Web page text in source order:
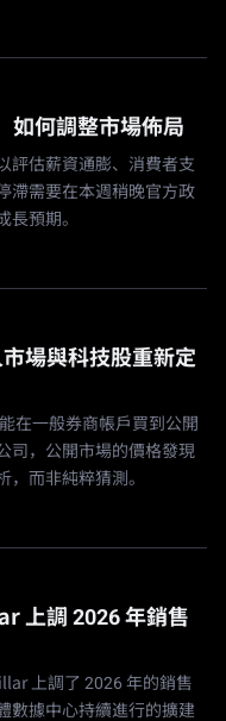
如何調整市場佈局
評估薪資通膨、消費者支
滯需要在本週稍晚官方政
長預期。
場與科技股重新定
在一般券商帳戶買到公開
司，公開市場的價格發現
而非純粹猜測。
上調 2026 年銷售
上調了 2026 年的銷售
數據中心持續進行的擴建